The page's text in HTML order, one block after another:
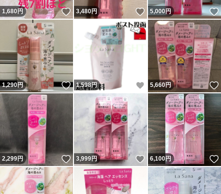
1,680円 いいね！
3,480円 いいね！
5,000円
1,290円 いいね！
1,598円 いいね！
5,660円
2,299円 いいね！
3,999円 いいね！
6,100円